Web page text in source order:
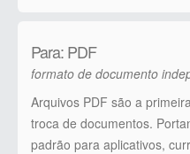
Para: PDF
formato de documento
Arquivos PDF são a
troca de documentos.
padrão para aplicativos,